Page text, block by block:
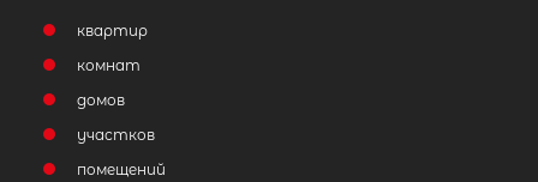
квартир
комнат
домов
участков
помещений